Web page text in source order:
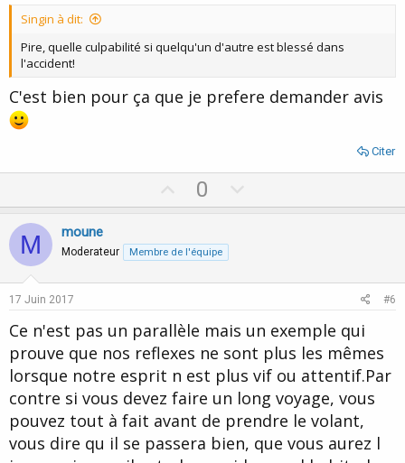
Singin à dit:
Pire, quelle culpabilité si quelqu'un d'autre est blessé dans
l'accident!
C'est bien pour ça que je prefere demander avis
Citer
p
o
0
o
e
M moune
Moderateur Membre de l'équipe
17 Juin 2017 #6
Ce n'est pas un parallèle mais un exemple qui
prouve que nos reflexes ne sont plus les mêmes
lorsque notre esprit n est plus vif ou attentif.Par
contre si vous devez faire un long voyage, vous
pouvez tout à fait avant de prendre le volant,
vous dire qu il se passera bien, que vous aurez l